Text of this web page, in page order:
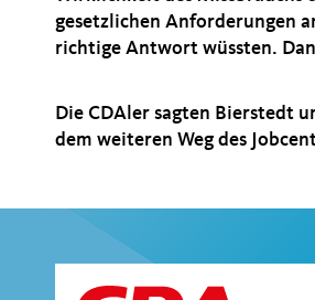
gesetzlichen Anforderungen
richtige Antwort wüssten.
Die CDAler sagten Bierstedt
dem weiteren Weg des